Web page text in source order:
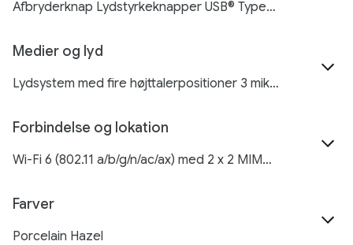
Afbryderknap Lydstyrkeknapper USB® Type-C 3.2 (1. generation) 4-pin tilbehørsstik til opladning, dataoverførsel og lydoutput
Medier og lyd
Lydsystem med fire højttalerpositioner 3 mikrofoner til opkald, optagelser og Google Assistent Støjdæmpning
Forbindelse og lokation
Wi-Fi 6 (802.11 a/b/g/n/ac/ax) med 2 x 2 MIMO, sideløbende dual-band (2,4 GHz, 5,0 GHz) Bluetooth v5.2 Ultrabredbåndschip for præcis rækkevidde Google Cast
Farver
Porcelain Hazel